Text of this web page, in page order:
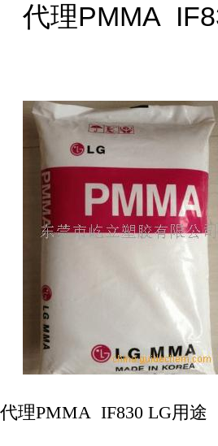
代理PMMA
代理PMMA IF830 LG用途